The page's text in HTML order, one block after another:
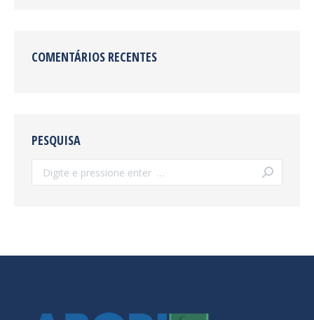
COMENTÁRIOS RECENTES
PESQUISA
Search: